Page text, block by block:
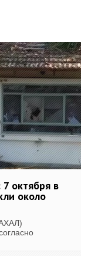
октября в
около